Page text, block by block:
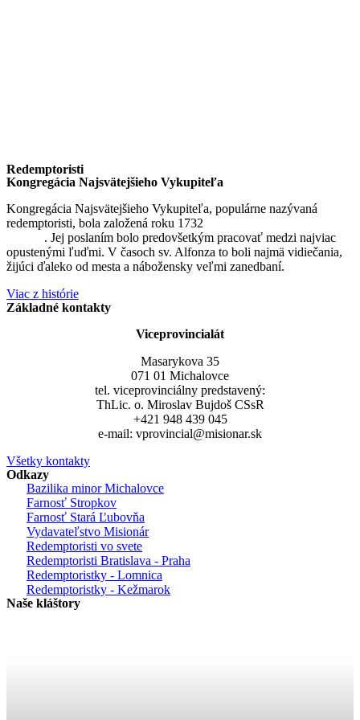
Redemptoristi
Kongregácia Najsvätejšieho Vykupiteľa
Kongregácia Najsvätejšieho Vykupiteľa, populárne nazývaná
redemptoristi, bola založená roku 1732
. Jej poslaním bolo predovšetkým pracovať medzi najviac
opustenými ľuďmi. V časoch sv. Alfonza to boli najmä vidiečania,
žijúci ďaleko od mesta a nábožensky veľmi zanedbaní.
Viac z histórie
Základné kontakty
Viceprovincialát
Masarykova 35
071 01 Michalovce
tel. viceprovinciálny predstavený:
ThLic. o. Miroslav Bujdoš CSsR
+421 948 439 045
e-mail: vprovincial@misionar.sk
Všetky kontakty
Odkazy
Bazilika minor Michalovce
Farnosť Stropkov
Farnosť Stará Ľubovňa
Vydavateľstvo Misionár
Redemptoristi vo svete
Redemptoristi Bratislava - Praha
Redemptoristky - Lomnica
Redemptoristky - Kežmarok
Naše kláštory